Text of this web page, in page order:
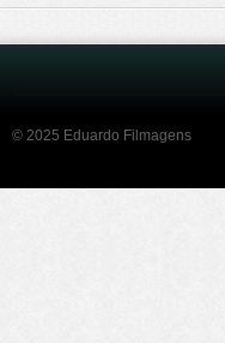
© 2025 Eduardo Filmagens